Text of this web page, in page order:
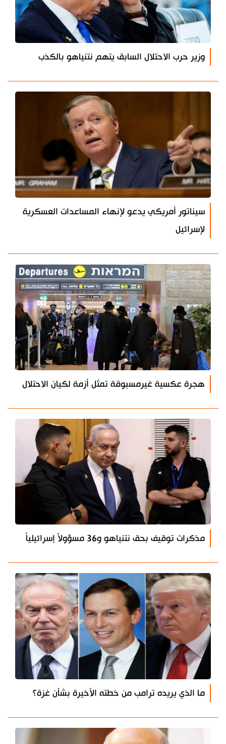
وزير حرب الاحتلال السابق يتهم نتنياهو بالكذب
سيناتور أمريكي يدعو لإنهاء المساعدات العسكرية
لإسرائيل
هجرة عكسية غيرمسبوقة تمثل أزمة لكيان الاحتلال
مذكرات توقيف بحق نتنياهو و36 مسؤولاً إسرائيلياً
ما الذي يريده ترامب من خطته الأخيرة بشأن غزة؟